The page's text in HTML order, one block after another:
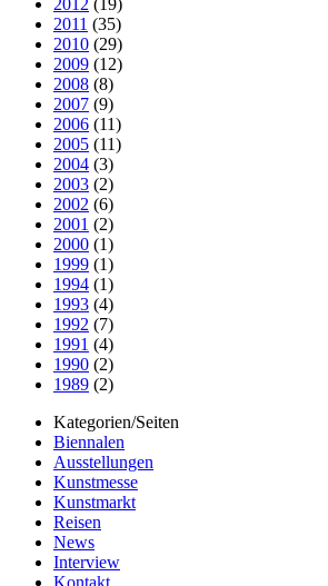
2012 (19)
2011 (35)
2010 (29)
2009 (12)
2008 (8)
2007 (9)
2006 (11)
2005 (11)
2004 (3)
2003 (2)
2002 (6)
2001 (2)
2000 (1)
1999 (1)
1994 (1)
1993 (4)
1992 (7)
1991 (4)
1990 (2)
1989 (2)
Kategorien/Seiten
Biennalen
Ausstellungen
Kunstmesse
Kunstmarkt
Reisen
News
Interview